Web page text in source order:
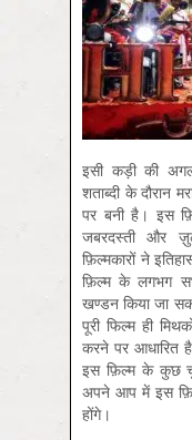
इसी कड़ी की
शताब्दी के दौरान
पर बनी है। इस
जबरदस्ती और
फ़िल्मकारों ने
फ़िल्म के लगभग
खण्डन किया जा
पूरी फिल्म ही
करने पर आधारित
इस फ़िल्म के कुछ
अपने आप में इस
होंगे।